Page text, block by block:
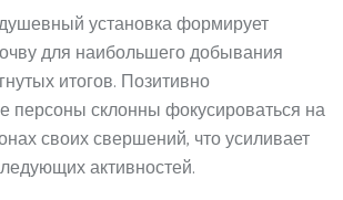
установка формирует
для наибольшего добывания
итогов. Позитивно
персоны склонны фокусироваться на
своих свершений, что усиливает
активностей.